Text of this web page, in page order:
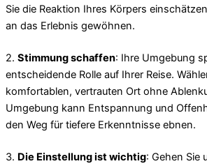
Sie die Reaktion Ihres Körpers
an das Erlebnis gewöhnen.
2. Stimmung schaffen: Ihre Umgebung
entscheidende Rolle auf Ihrer Reise.
komfortablen, vertrauten Ort ohne
Umgebung kann Entspannung und
den Weg für tiefere Erkenntnisse ebnen.
3. Die Einstellung ist wichtig: Gehen Sie